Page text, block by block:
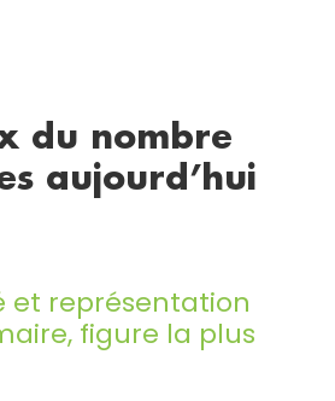
du nombre
aujourd’hui
et représentation
figure la plus